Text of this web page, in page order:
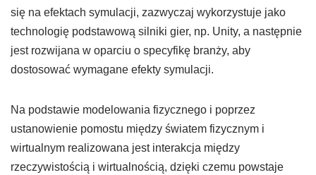
się na efektach symulacji, zazwyczaj wykorzystuje jako
technologię podstawową silniki gier, np. Unity, a następnie
jest rozwijana w oparciu o specyfikę branży, aby
dostosować wymagane efekty symulacji.
Na podstawie modelowania fizycznego i poprzez
ustanowienie pomostu między światem fizycznym i
wirtualnym realizowana jest interakcja między
rzeczywistością i wirtualnością, dzięki czemu powstaje